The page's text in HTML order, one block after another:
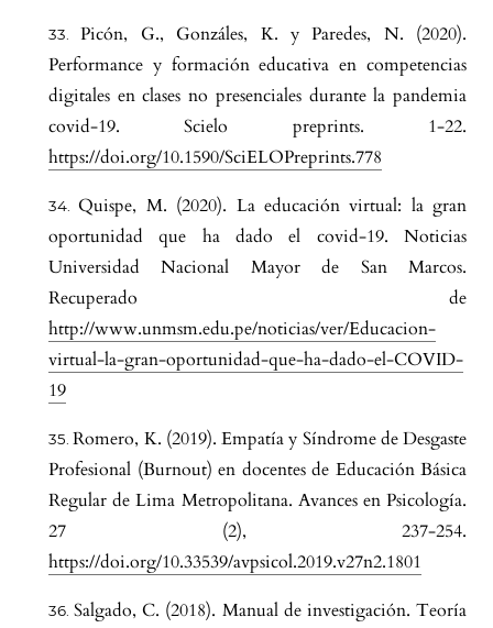
Picón, G., Gonzáles, K. y Paredes, N. (2020).
Performance y formación educativa en competencias
digitales en clases no presenciales durante la pandemia
covid-19. Scielo preprints. 1-22.
https://doi.org/10.1590/SciELOPreprints.778
Quispe, M. (2020). La educación virtual: la gran
oportunidad que ha dado el covid-19. Noticias
Universidad Nacional Mayor de San Marcos.
Recuperado de
http://www.unmsm.edu.pe/noticias/ver/Educacion-
virtual-la-gran-oportunidad-que-ha-dado-el-COVID-
19
Romero, K. (2019). Empatía y Síndrome de Desgaste
Profesional (Burnout) en docentes de Educación Básica
Regular de Lima Metropolitana. Avances en Psicología.
27 (2), 237-254.
https://doi.org/10.33539/avpsicol.2019.v27n2.1801
Salgado, C. (2018). Manual de investigación. Teoría